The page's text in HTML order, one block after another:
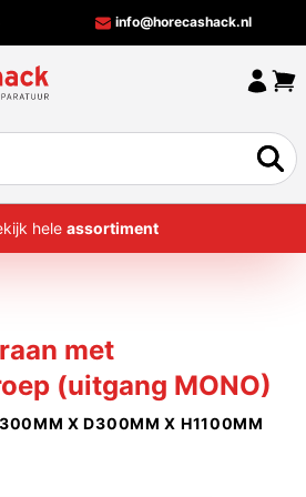
info@horecashack.nl
HOME
MERKEN
CONTACT
Bekijk hele assortiment
met
(uitgang MONO)
X D300MM X H1100MM